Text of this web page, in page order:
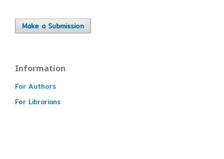
Make a Submission
Information
For Authors
For Librarians